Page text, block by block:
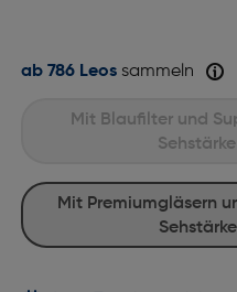
ab 786 Leossammeln
Mit Premiumgläsern und Superentspiegelung in
Mit Blaufilter und Superentspiegelung, ohne